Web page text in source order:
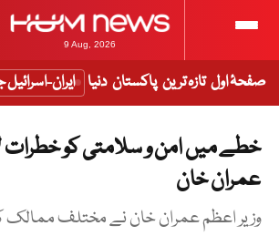
9 Aug, 2026
صفحۂ اول تازہ ترین پاکستان دنیا ایران-
خطے میں امن و سلامتی کو خطرات
عمران خان
وزیر اعظم عمران خان نے مختلف ممالک